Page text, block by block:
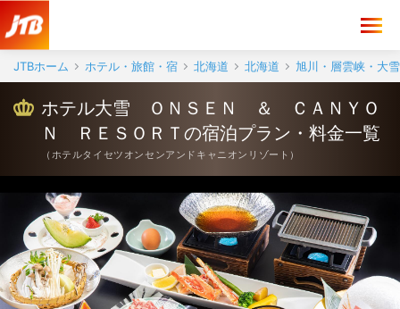
JTBホーム ホテル・旅館・宿 北海道 北海道 旭川・層雲峡・大
ホテル大雪 ＯＮＳＥＮ ＆ ＣＡＮＹＯ
Ｎ ＲＥＳＯＲＴの宿泊プラン・料金一覧
（ ホテルタイセツオンセンアンドキャニオンリゾート ）